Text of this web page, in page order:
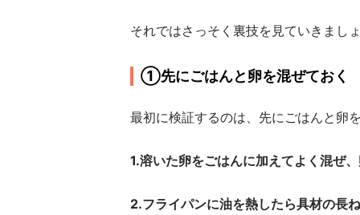
それではさっそく裏技を見ていきまし
①先にごはんと卵を混ぜておく
最初に検証するのは、先にごはんと卵
1.溶いた卵をごはんに加えてよく混ぜ
2.フライパンに油を熱したら具材の長